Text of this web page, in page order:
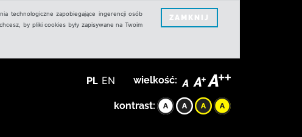
technologiczne zapobiegające ingerencji osób
by pliki cookies były zapisywane na Twoim
ZAMKNIJ
PL EN wielkość:
kontrast: